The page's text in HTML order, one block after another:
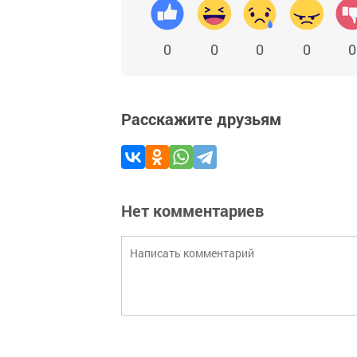
0 0 0 0 0
Расскажите друзьям
Нет комментариев